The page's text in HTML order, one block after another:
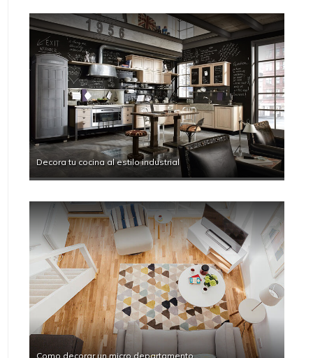
Decora tu cocina al estilo industrial
Como decorar un micro departamento